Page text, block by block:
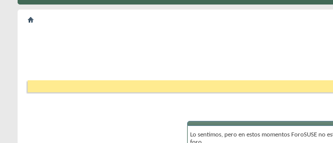
Lo sentimos, pero en estos momentos ForoSUSE no